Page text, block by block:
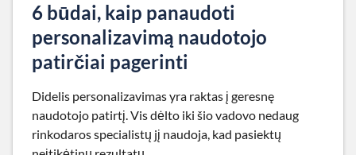
6 būdai, kaip panaudoti
personalizavimą naudotojo
patirčiai pagerinti
Didelis personalizavimas yra raktas į geresnę
naudotojo patirtį. Vis dėlto iki šio vadovo nedaug
rinkodaros specialistų jį naudoja, kad pasiektų